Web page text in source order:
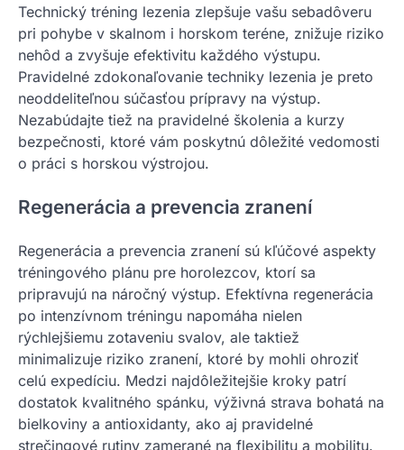
Technický tréning lezenia zlepšuje vašu sebadôveru
pri pohybe v skalnom i horskom teréne, znižuje riziko
nehôd a zvyšuje efektivitu každého výstupu.
Pravidelné zdokonaľovanie techniky lezenia je preto
neoddeliteľnou súčasťou prípravy na výstup.
Nezabúdajte tiež na pravidelné školenia a kurzy
bezpečnosti, ktoré vám poskytnú dôležité vedomosti
o práci s horskou výstrojou.
Regenerácia a prevencia zranení
Regenerácia a prevencia zranení sú kľúčové aspekty
tréningového plánu pre horolezcov, ktorí sa
pripravujú na náročný výstup. Efektívna regenerácia
po intenzívnom tréningu napomáha nielen
rýchlejšiemu zotaveniu svalov, ale taktiež
minimalizuje riziko zranení, ktoré by mohli ohroziť
celú expedíciu. Medzi najdôležitejšie kroky patrí
dostatok kvalitného spánku, výživná strava bohatá na
bielkoviny a antioxidanty, ako aj pravidelné
strečingové rutiny zamerané na flexibilitu a mobilitu.